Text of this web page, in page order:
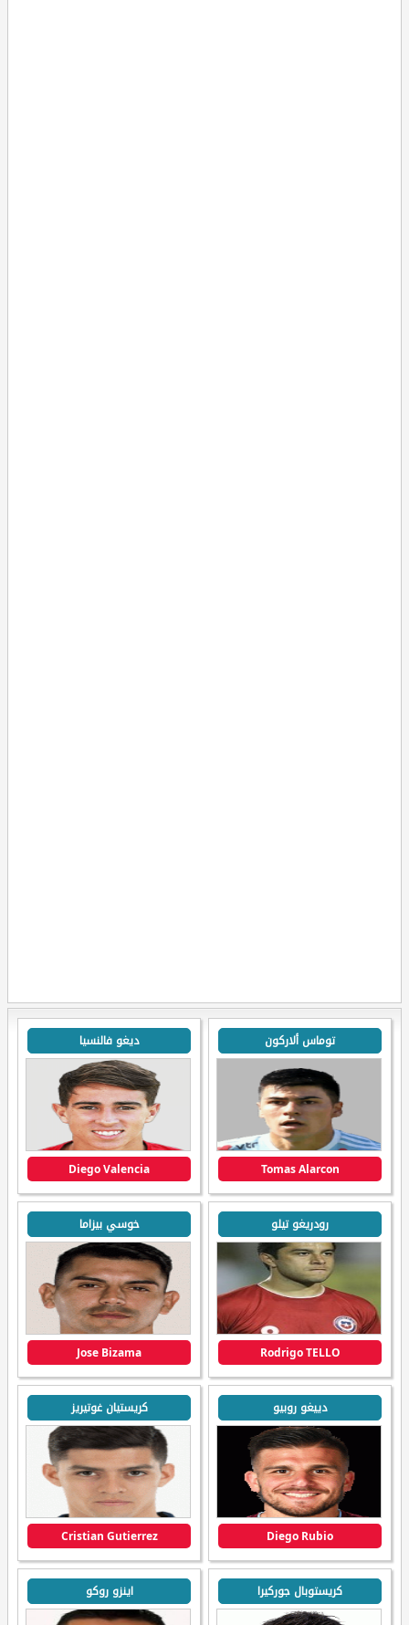
توماس ألاركون
Tomas Alarcon
ديغو فالنسيا
Diego Valencia
رودريغو تيلو
Rodrigo TELLO
خوسي بيزاما
Jose Bizama
دييغو روبيو
Diego Rubio
كريستيان غوتيريز
Cristian Gutierrez
كريستوبال جوركيرا اينزو روكو